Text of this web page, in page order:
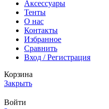
Аксессуары
Тенты
О нас
Контакты
Избранное
Сравнить
Вход / Регистрация
Корзина
Закрыть
Войти